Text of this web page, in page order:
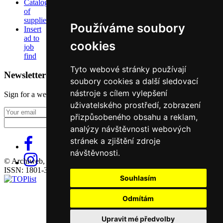
Používáme soubory
cookies
Tyto webové stránky používají
soubory cookies a další sledovací
nástroje s cílem vylepšení
uživatelského prostředí, zobrazení
přizpůsobeného obsahu a reklam,
analýzy návštěvnosti webových
stránek a zjištění zdroje
návštěvnosti.
Souhlasím
Odmítám
Upravit mé předvolby
Catalog
of
suppliers
Insert
ad to
job
find
Newsletter
Sign for a weekly newsletter:
Fill in „nospam“
© Archiweb, s.r.o. 1997-2026
ISSN: 1801-3902